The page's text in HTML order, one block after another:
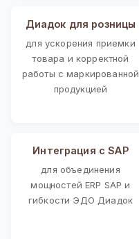
Диадок для розницы
для ускорения приемки
товара и корректной
работы с маркированной
продукцией
Интеграция с SAP
для объединения
мощностей ERP SAP и
гибкости ЭДО Диадок